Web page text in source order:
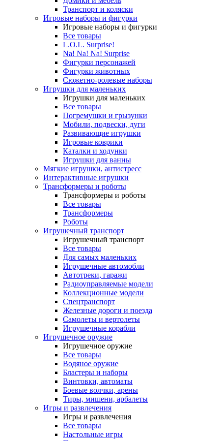
Транспорт и коляски
Игровые наборы и фигурки
Игровые наборы и фигурки
Все товары
L.O.L. Surprise!
Na! Na! Na! Surprise
Фигурки персонажей
Фигурки животных
Сюжетно-ролевые наборы
Игрушки для маленьких
Игрушки для маленьких
Все товары
Погремушки и грызунки
Мобили, подвески, дуги
Развивающие игрушки
Игровые коврики
Каталки и ходунки
Игрушки для ванны
Мягкие игрушки, антистресс
Интерактивные игрушки
Трансформеры и роботы
Трансформеры и роботы
Все товары
Трансформеры
Роботы
Игрушечный транспорт
Игрушечный транспорт
Все товары
Для самых маленьких
Игрушечные автомобли
Автотреки, гаражи
Радиоуправляемые модели
Коллекционные модели
Спецтранспорт
Железные дороги и поезда
Самолеты и вертолеты
Игрушечные корабли
Игрушечное оружие
Игрушечное оружие
Все товары
Водяное оружие
Бластеры и наборы
Винтовки, автоматы
Боевые волчки, арены
Тиры, мишени, арбалеты
Игры и развлечения
Игры и развлечения
Все товары
Настольные игры